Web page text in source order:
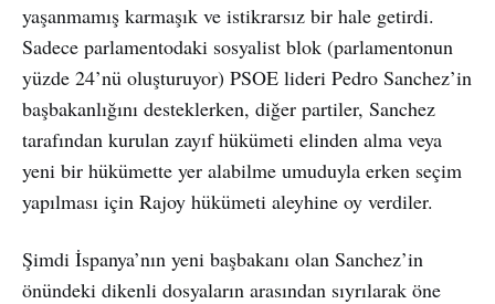
yaşanmamış karmaşık ve istikrarsız bir hale getirdi.
Sadece parlamentodaki sosyalist blok (parlamentonun
yüzde 24’nü oluşturuyor) PSOE lideri Pedro Sanchez’in
başbakanlığını desteklerken, diğer partiler, Sanchez
tarafından kurulan zayıf hükümeti elinden alma veya
yeni bir hükümette yer alabilme umuduyla erken seçim
yapılması için Rajoy hükümeti aleyhine oy verdiler.
Şimdi İspanya’nın yeni başbakanı olan Sanchez’in
önündeki dikenli dosyaların arasından sıyrılarak öne